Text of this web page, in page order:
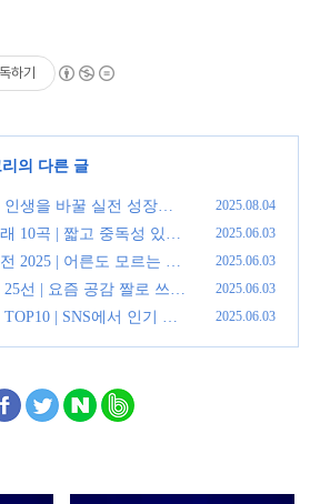
하기
의 다른 글
생을 바꿀 실전 성장서
2025.08.04
10곡 | 짧고 중독성 있는
2025.06.03
2025 | 어른도 모르는 신
2025.06.03
선 | 요즘 공감 짤로 쓰이
2025.06.03
| SNS에서 인기 폭
2025.06.03